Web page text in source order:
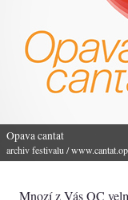
Opava cantat
archiv festivalu /
Mnozí z Vás OC